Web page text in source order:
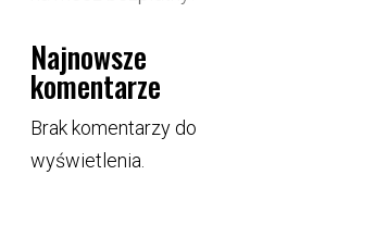
Najnowsze
komentarze
Brak komentarzy do
wyświetlenia.